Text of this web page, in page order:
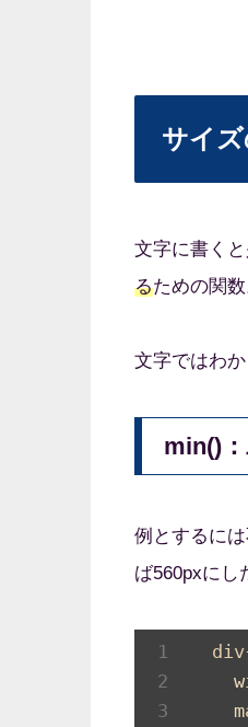
サイ
文字に書くと
るための関数
文字ではわ
min()
例とするに
ば560pxにし
div